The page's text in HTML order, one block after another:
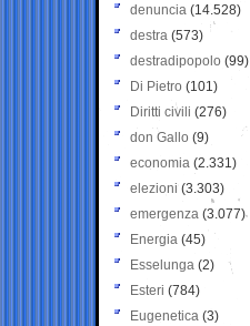
denuncia (14.528)
destra (573)
destradipopolo (99)
Di Pietro (101)
Diritti civili (276)
don Gallo (9)
economia (2.331)
elezioni (3.303)
emergenza (3.077)
Energia (45)
Esselunga (2)
Esteri (784)
Eugenetica (3)